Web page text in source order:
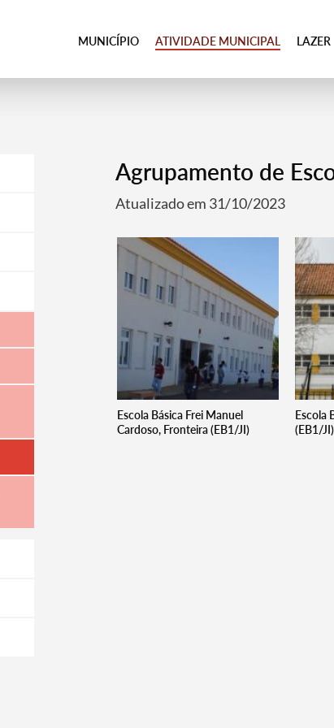
MUNICÍPIO ATIVIDADE MUNICIPAL LAZER
Agrupamento de
Atualizado em 31/10/2023
Escola Básica Frei Manuel
Cardoso, Fronteira (EB1/JI)
Escola
(EB1/JI)